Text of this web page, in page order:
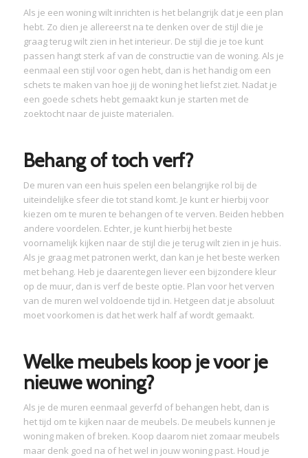
Als je een woning wilt inrichten is het belangrijk dat je een plan
hebt. Zo dien je allereerst na te denken over de stijl die je
graag terug wilt zien in het interieur. De stijl die je toe kunt
passen hangt sterk af van de constructie van de woning. Als je
eenmaal een stijl voor ogen hebt, dan is het handig om een
schets te maken van hoe jij de woning het liefst ziet. Nadat je
een goede schets hebt gemaakt kun je starten met de
zoektocht naar de juiste materialen.
Behang of toch verf?
De muren van een huis spelen een belangrijke rol bij de
uiteindelijke sfeer die tot stand komt. Je kunt er hierbij voor
kiezen om te muren te behangen of te verven. Beiden hebben
andere voordelen. Echter, je kunt hierbij het beste
voornamelijk kijken naar de stijl die je terug wilt zien in je huis.
Als je graag met patronen werkt, dan kan je het beste werken
met behang. Heb je daarentegen liever een bijzondere kleur
op de muur, dan is verf de beste optie. Plan voor het verven
van de muren wel voldoende tijd in. Hetgeen dat je absoluut
moet voorkomen is dat het werk half af wordt gemaakt.
Welke meubels koop je voor je
nieuwe woning?
Als je de muren eenmaal geverfd of behangen hebt, dan is
het tijd om te kijken naar de meubels. De meubels kunnen je
woning maken of breken. Koop daarom niet zomaar meubels
maar denk goed na of het wel in jouw woning past. Houd je